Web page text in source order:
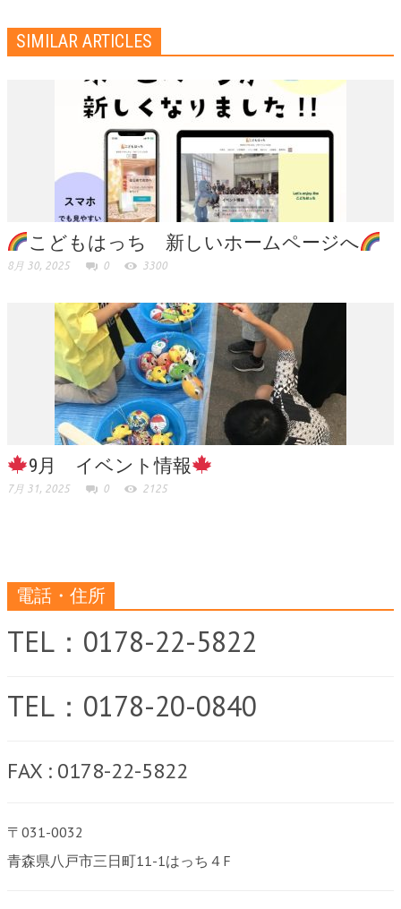
SIMILAR ARTICLES
こどもはっち 新しいホームページへ
8月 30, 2025 0 3300
9月 イベント情報
7月 31, 2025 0 2125
電話・住所
TEL：0178-22-5822
TEL：0178-20-0840
FAX : 0178-22-5822
〒031-0032
青森県八戸市三日町11-1はっち４F